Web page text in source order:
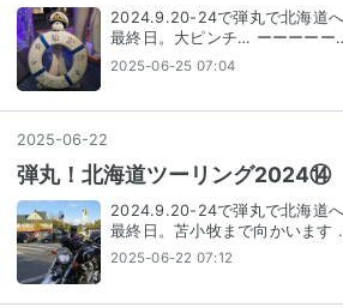
2024.9.20-24で弾丸で北海道
最終日。大ピンチ… ーーーーー
2025-06-25 07:04
2025-06-22
弾丸！北海道ツーリング2024⑭
2024.9.20-24で弾丸で北海道
最終日。苫小牧まで向かいます
2025-06-22 07:12